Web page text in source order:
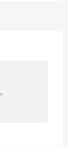
。